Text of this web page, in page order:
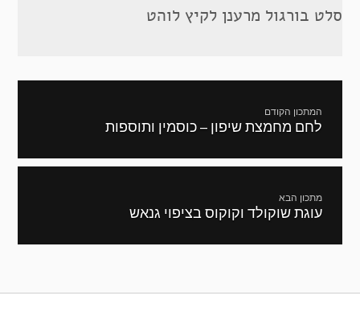
סלט בורגול מרענן לקיץ לוהט
המתכון הקודם
מתכון
לחם מחמצת שיפון – כוסמין ותוספות
מתכון הבא
המתכון
עוגת שוקולד וקוקוס בציפוי גנאש